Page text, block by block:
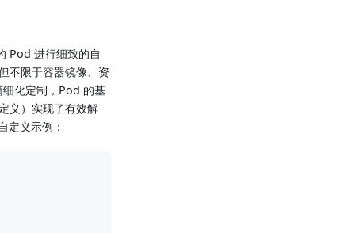
Pod 进行细致的自
不限于容器镜像、资
化定制，Pod 的基
义）实现了有效解
定义示例：